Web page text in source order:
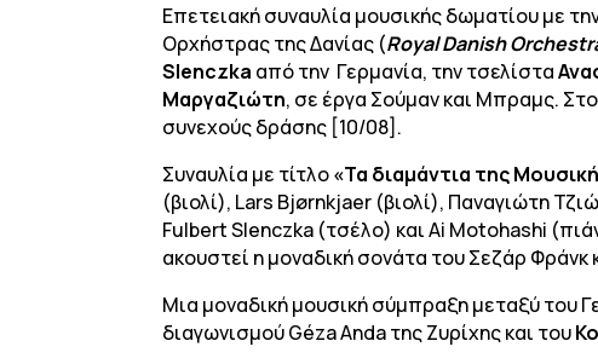
Επετειακήσυναυλία μουσικής δωματίου με
Ορχήστρας της Δανίας (RoyalDanish
Slenczka από την Γερμανία, την τσελίστα
Μαργαζιώτη, σε έργα Σούμαν και Μπραμς.
συνεχούς δράσης [10/08].
Συναυλία με τίτλο«Τα διαμάντια της
(βιολί), Lars Bjørnkjaer (βιολί), Παναγιώτη
Fulbert Slenczka (τσέλο) και Ai Motohashi
ακουστεί η μοναδική σονάτα του Σεζάρ
Μια μοναδική μουσική σύμπραξη μεταξύ του
διαγωνισμού Géza Anda της Ζυρίχης και του